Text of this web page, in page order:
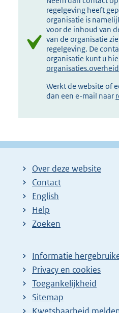
regelgeving heeft
organisatie is
voor de inhoud van
van de organisatie
regelgeving. De
organisatie kunt u
Werkt de website of
dan een e-mail naar
Over deze website
Contact
English
Help
Zoeken
Informatie
Privacy en cookies
Toegankelijkheid
Sitemap
E
Kwetsbaarheid